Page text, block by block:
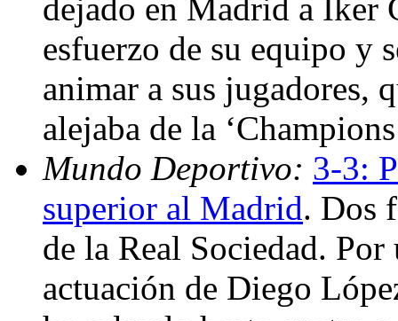
dejado en Madrid a Iker
esfuerzo de su equipo y
animar a sus jugadores,
alejaba de la
Mundo Deportivo: 3-3:
superior al Madrid. Dos
de la Real Sociedad.
actuación de Diego